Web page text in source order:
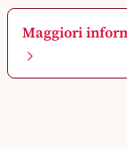
Maggiori